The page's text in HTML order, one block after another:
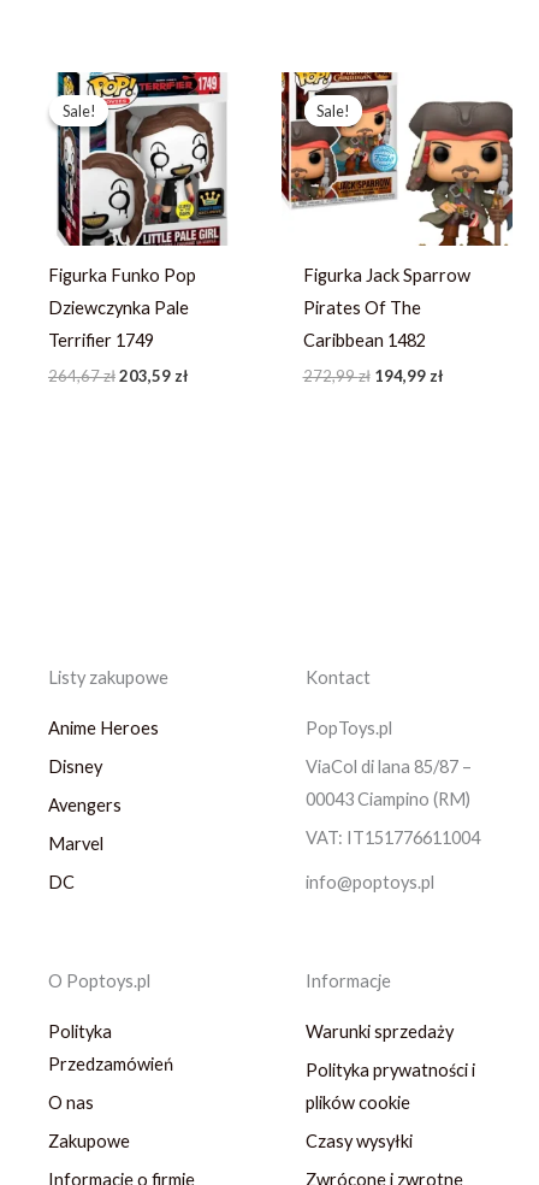
Sale!
Sale!
Figurka Funko Pop
Dziewczynka Pale
Terrifier 1749
264,67zł
Pierwotna
cena
wynosiła:
264,67 zł.
203,59 zł
Aktualna
cena
wynosi:
203,59 zł.
Sale!
Sale!
Figurka Jack Sparrow
Pirates Of The
Caribbean 1482
272,99zł
Pierwotna
cena
wynosiła:
272,99 zł.
194,99 zł
cena
wynosi:
194,99 zł.
Listy zakupowe
Anime Heroes
Disney
Avengers
Marvel
DC
Kontact
PopToys.pl
ViaCol di lana 85/87 –
00043 Ciampino (RM)
VAT: IT151776611004
info@poptoys.pl
O Poptoys.pl
Polityka
Przedzamówień
O nas
Zakupowe
Informacje o firmie
Informacje
Warunki sprzedaży
Polityka prywatności i
plików cookie
Czasy wysyłki
Zwrócone i zwrotne